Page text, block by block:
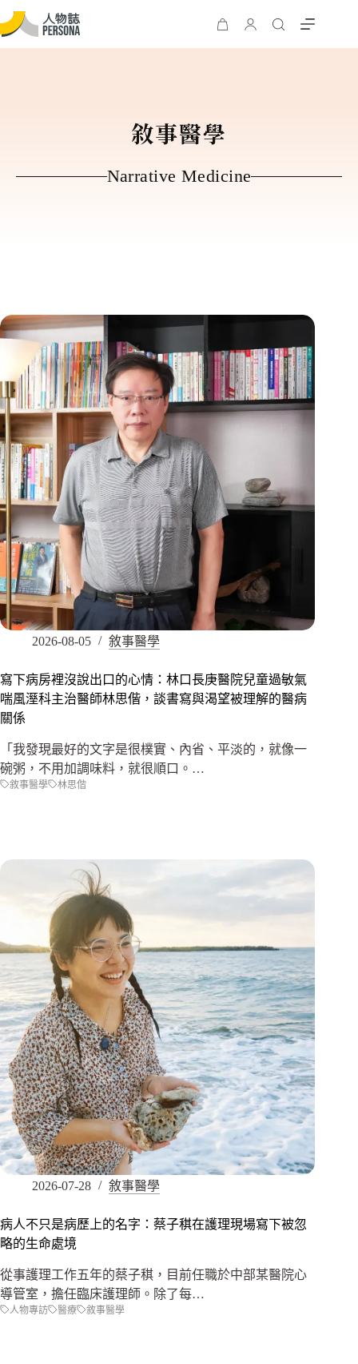
敘事醫學
Narrative Medicine
2026-08-05 敘事醫學
寫下病房裡沒說出口的心情：林口長庚醫院兒童過敏氣
喘風溼科主治醫師林思偕，談書寫與渴望被理解的醫病
關係
「我發現最好的文字是很樸實、內省、平淡的，就像一
碗粥，不用加調味料，就很順口。…
敘事醫學 林思偕
2026-07-28 敘事醫學
病人不只是病歷上的名字：蔡子稘在護理現場寫下被忽
略的生命處境
從事護理工作五年的蔡子稘，目前任職於中部某醫院心
導管室，擔任臨床護理師。除了每…
人物專訪 醫療 敘事醫學